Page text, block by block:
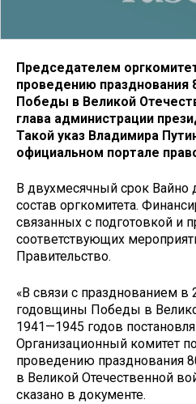
Председателем
проведению празднования
Победы в Великой
глава администрации
Такой указ Владимира
официальном портале
В двухмесячный срок Вайно
состав оргкомитета.
связанных с подготовкой и
соответствующих
Правительство.
«В связи с празднованием в
годовщины Победы в
1941—1945 годов
Организационный комитет
проведению празднования
в Великой Отечественной
сказано в документе.